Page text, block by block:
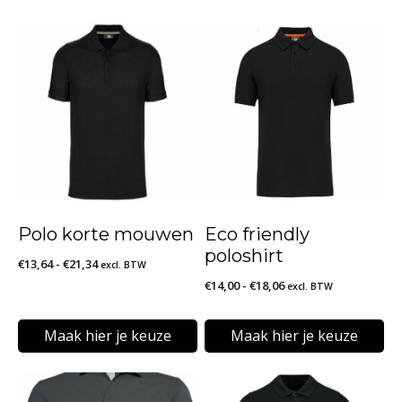
Polo korte mouwen
€13,64 - €21,34Prijsklasse:
€21,34
excl. BTW
Maak hier je keuze
product
Eco friendly
poloshirt
€14,00 - €18,06Prijsklasse:
tot
€18,06
excl. BTW
Maak hier je keuze
product